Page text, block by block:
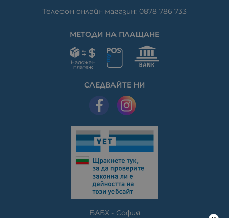
Телефон онлайн магазин: 0878 786 733
МЕТОДИ НА ПЛАЩАНЕ
СЛЕДВАЙТЕ НИ
БАБХ - София